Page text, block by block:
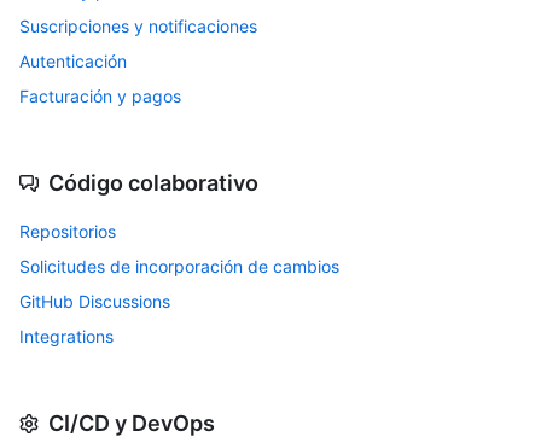
Suscripciones y notificaciones
Autenticación
Facturación y pagos
Código colaborativo
Repositorios
Solicitudes de incorporación de cambios
GitHub Discussions
Integrations
CI/CD y DevOps